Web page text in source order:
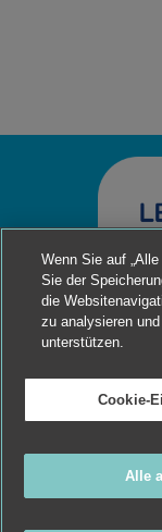
Wenn Sie auf
Sie der
die
zu analysieren
unterstützen.
Cookie-
Alle